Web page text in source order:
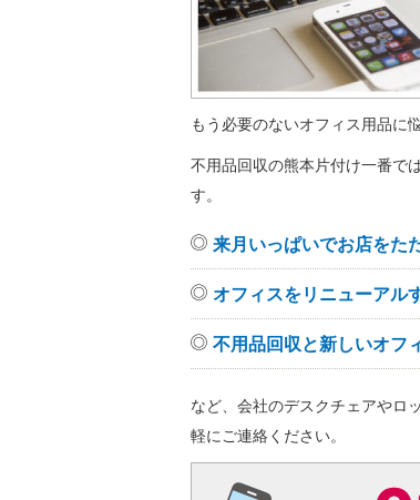
もう必要のないオフィス用品に
不用品回収の熊本片付け一番で
す。
来月いっぱいでお店をた
オフィスをリニューアル
不用品回収と新しいオフ
など、会社のデスクチェアやロ
軽にご連絡ください。